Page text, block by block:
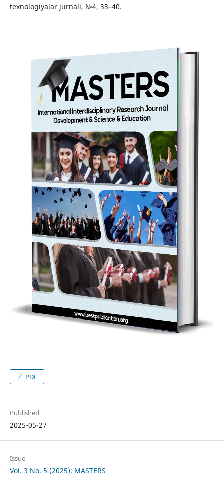
texnologiyalar jurnali, №4, 33–40.
PDF
Published
2025-05-27
Issue
Vol. 3 No. 5 (2025): MASTERS